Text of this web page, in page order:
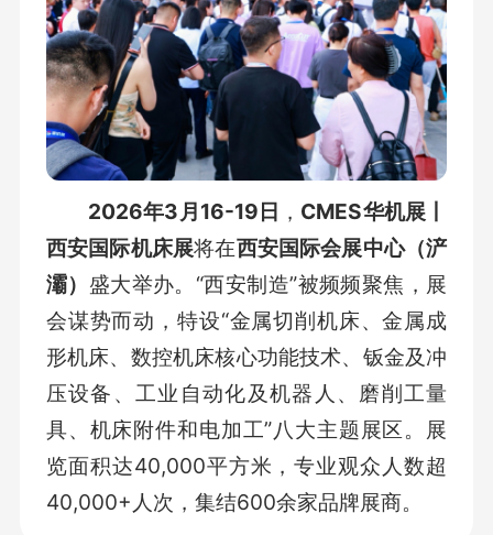
2026年3月16-19日 ， CMES华机展丨
西安国际机床展将在西安国际会展中心（浐
灞） 盛大举办。“西安制造”被频频聚焦，展
会谋势而动，特设“金属切削机床、金属成
形机床、数控机床核心功能技术、钣金及冲
压设备、工业自动化及机器人、磨削工量
具、机床附件和电加工”八大主题展区。展
览面积达40,000平方米，专业观众人数超
40,000+人次，集结600余家品牌展商。